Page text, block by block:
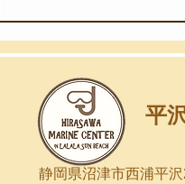
平
静岡県沼津市西浦平